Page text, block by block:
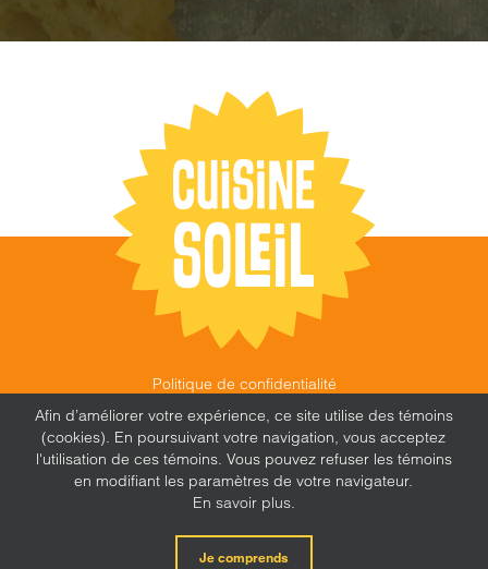
Politique de confidentialité
©
CUISINE SOLEIL 2026 |
FEU FOLLET - DESIGN •
WEB • MARKETING
X Facebook
Afin d’améliorer votre expérience, ce site utilise des témoins
(cookies). En poursuivant votre navigation, vous acceptez
l'utilisation de ces témoins. Vous pouvez refuser les témoins
en modifiant les paramètres de votre navigateur.
En savoir plus.
Je comprends